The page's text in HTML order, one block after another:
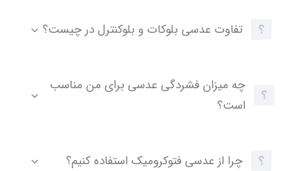
تفاوت عدسی بلوکات و بلوکنترل در چیست؟
چه میزان فشردگی عدسی برای من مناسب
است؟
چرا از عدسی فتوکرومیک استفاده کنیم؟